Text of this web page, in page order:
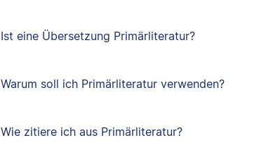
Ist eine Übersetzung Primärliteratur?
Warum soll ich Primärliteratur verwenden?
Wie zitiere ich aus Primärliteratur?